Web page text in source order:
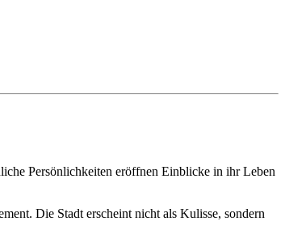
Persönlichkeiten eröffnen Einblicke in ihr Leben
Die Stadt erscheint nicht als Kulisse, sondern